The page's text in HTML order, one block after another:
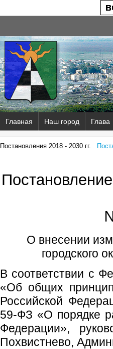
Главная Наш город Глава
Постановления 2018 - 2030 гг.
О внесении
городского
В соответствии с
«Об общих
Российской
59-ФЗ «О порядке
Федерации»,
Похвистнево,